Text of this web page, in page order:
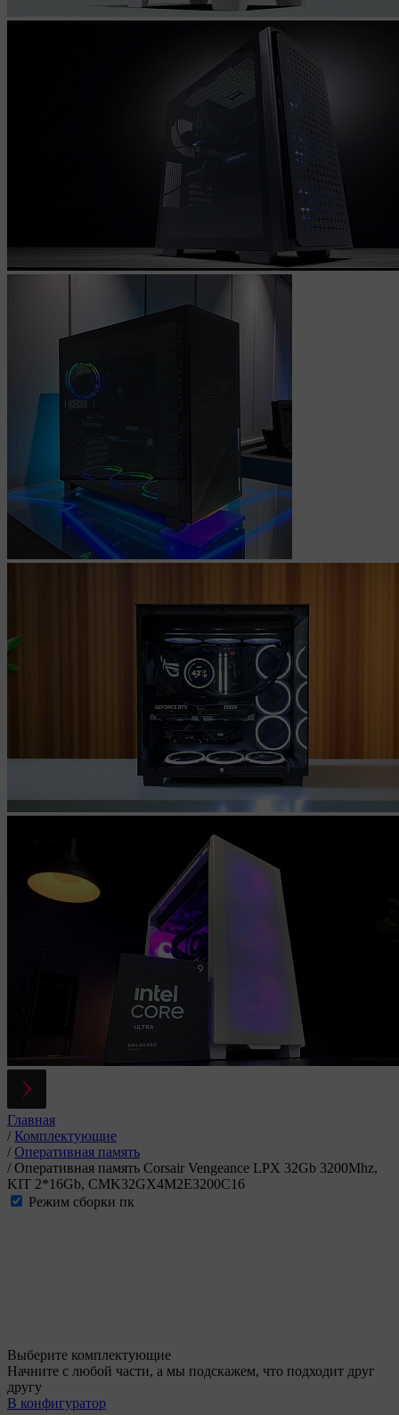
Главная
/ Комплектующие
/ Оперативная память
/ Оперативная память Corsair Vengeance LPX 32Gb 3200Mhz,
KIT 2*16Gb, CMK32GX4M2E3200C16
Режим сборки пк
Выберите комплектующие
Начните с любой части, а мы подскажем, что подходит друг
другу
В конфигуратор